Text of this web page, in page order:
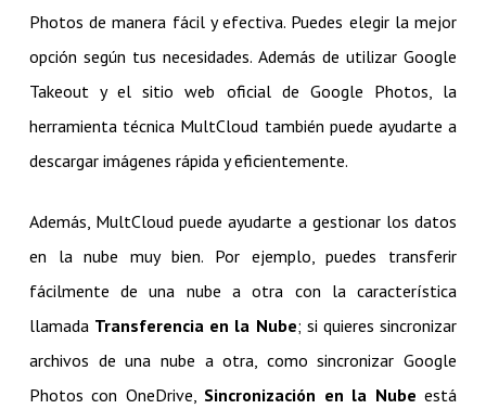
Photos de manera fácil y efectiva. Puedes elegir la mejor
opción según tus necesidades. Además de utilizar Google
Takeout y el sitio web oficial de Google Photos, la
herramienta técnica MultCloud también puede ayudarte a
descargar imágenes rápida y eficientemente.
Además, MultCloud puede ayudarte a gestionar los datos
en la nube muy bien. Por ejemplo, puedes transferir
fácilmente de una nube a otra con la característica
llamada Transferencia en la Nube; si quieres sincronizar
archivos de una nube a otra, como sincronizar Google
Photos con OneDrive, Sincronización en la Nube está